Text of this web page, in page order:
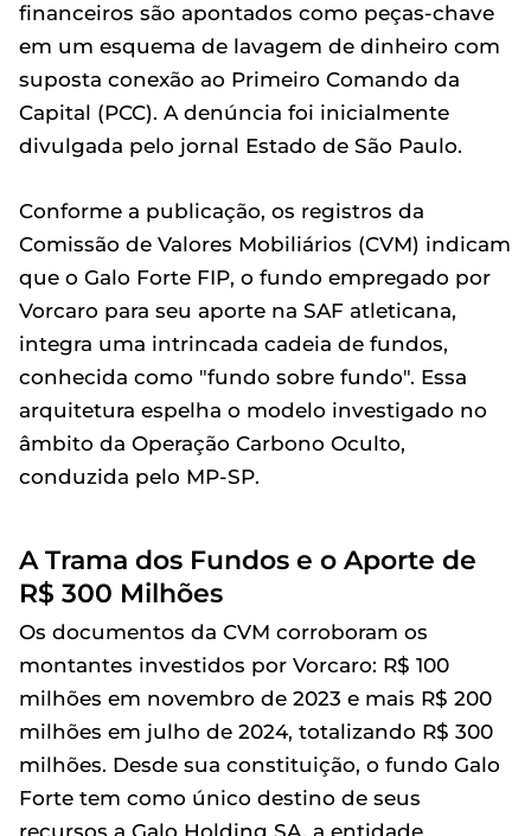
financeiros são apontados como peças-chave
em um esquema de lavagem de dinheiro com
suposta conexão ao Primeiro Comando da
Capital (PCC). A denúncia foi inicialmente
divulgada pelo jornal Estado de São Paulo.
Conforme a publicação, os registros da
Comissão de Valores Mobiliários (CVM) indicam
que o Galo Forte FIP, o fundo empregado por
Vorcaro para seu aporte na SAF atleticana,
integra uma intrincada cadeia de fundos,
conhecida como "fundo sobre fundo". Essa
arquitetura espelha o modelo investigado no
âmbito da Operação Carbono Oculto,
conduzida pelo MP-SP.
A Trama dos Fundos e o Aporte de
R$ 300 Milhões
Os documentos da CVM corroboram os
montantes investidos por Vorcaro: R$ 100
milhões em novembro de 2023 e mais R$ 200
milhões em julho de 2024, totalizando R$ 300
milhões. Desde sua constituição, o fundo Galo
Forte tem como único destino de seus